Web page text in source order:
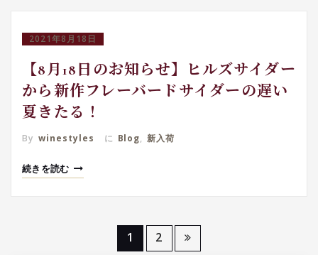
2021年8月18日
【8月18日のお知らせ】ヒルズサイダー
から新作フレーバードサイダーの遅い
夏きたる！
By winestyles に Blog, 新入荷
続きを読む
1 2